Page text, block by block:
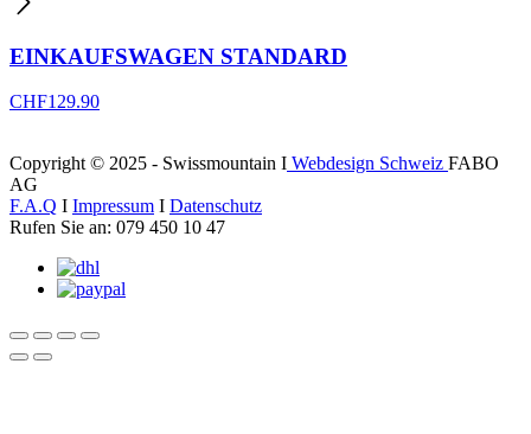
EINKAUFSWAGEN STANDARD
CHF129.90
Copyright © 2025 - Swissmountain I Webdesign Schweiz FABO
AG
F.A.Q I Impressum I Datenschutz
Rufen Sie an: 079 450 10 47